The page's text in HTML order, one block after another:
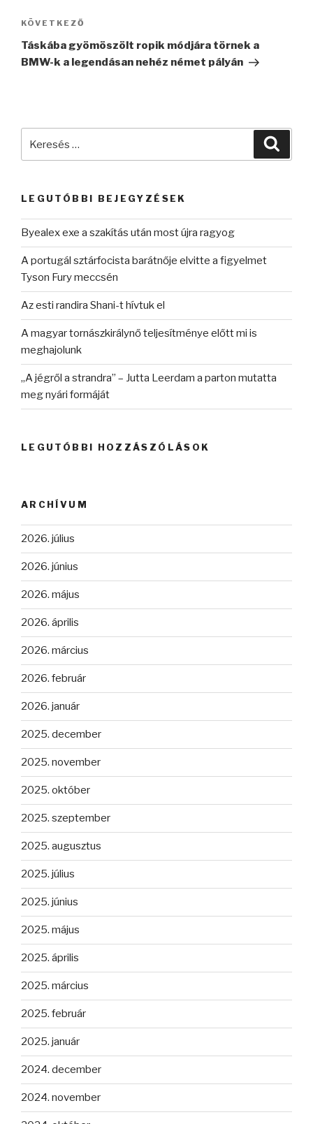
Következő
bejegyzés
KÖVETKEZŐ
Táskába gyömöszölt ropik módjára törnek a
BMW-k a legendásan nehéz német pályán
LEGUTÓBBI BEJEGYZÉSEK
Byealex exe a szakítás után most újra ragyog
A portugál sztárfocista barátnője elvitte a figyelmet
Tyson Fury meccsén
Az esti randira Shani-t hívtuk el
A magyar tornászkirálynő teljesítménye előtt mi is
meghajolunk
„A jégről a strandra” – Jutta Leerdam a parton mutatta
meg nyári formáját
LEGUTÓBBI HOZZÁSZÓLÁSOK
ARCHÍVUM
2026. július
2026. június
2026. május
2026. április
2026. március
2026. február
2026. január
2025. december
2025. november
2025. október
2025. szeptember
2025. augusztus
2025. július
2025. június
2025. május
2025. április
2025. március
2025. február
2025. január
2024. december
2024. november